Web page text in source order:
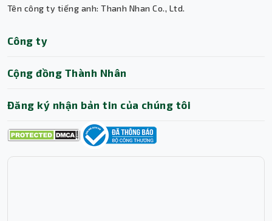
Tên công ty tiếng anh: Thanh Nhan Co., Ltd.
Công ty
Cộng đồng Thành Nhân
Đăng ký nhận bản tin của chúng tôi
Trợ lý AI • Phản hồi tức thì